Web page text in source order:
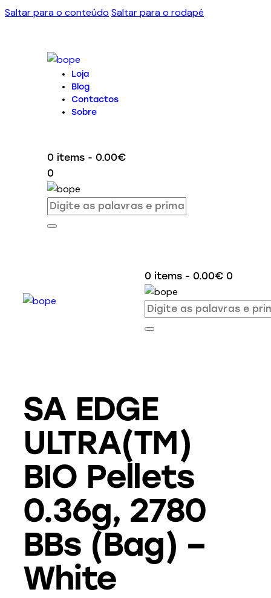
Saltar para o conteúdo Saltar para o rodapé
Loja
Blog
Contactos
Sobre
0 items - 0.00€
0
0 items - 0.00€ 0
SA EDGE
ULTRA(TM)
BIO Pellets
0.36g, 2780
BBs (Bag) –
White